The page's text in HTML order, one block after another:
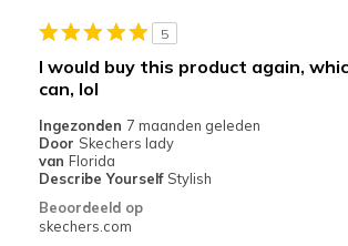
Beste toepassingen
Casual Wear
Working 12 hour shifts as a nurse!
Width
Feels true to width
Sizing
View On Shoes
5
I would buy this product again,
can, lol
Ingezonden 7 maanden geleden
Door Skechers lady
van Florida
Describe Yourself Stylish
Beoordeeld op
skechers.com